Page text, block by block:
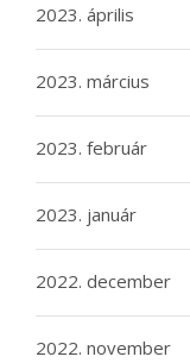
2023. április
2023. március
2023. február
2023. január
2022. december
2022. november